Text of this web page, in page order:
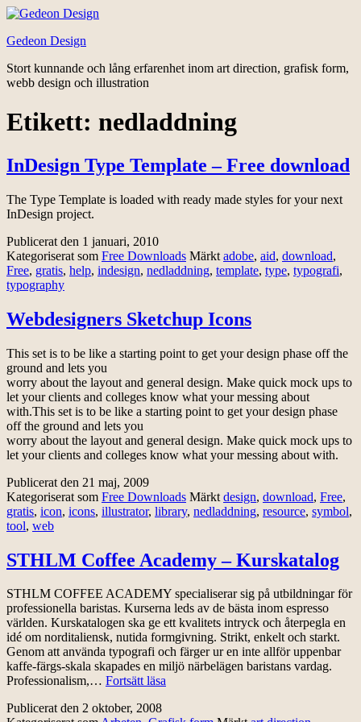
Hoppa
innehåll
Gedeon Design
Stort kunnande och lång erfarenhet inom art direction, grafisk form,
webb design och illustration
Etikett: nedladdning
InDesign Type Template – Free download
The Type Template is loaded with ready made styles for your next
InDesign project.
Publicerat den 1 januari, 2010
Kategoriserat som Free Downloads Märkt adobe, aid, download,
Free, gratis, help, indesign, nedladdning, template, type, typografi,
typography
Webdesigners Sketchup Icons
This set is to be like a starting point to get your design phase off the
ground and lets you
worry about the layout and general design. Make quick mock ups to
let your clients and colleges know what your messing about
with.This set is to be like a starting point to get your design phase
off the ground and lets you
worry about the layout and general design. Make quick mock ups to
let your clients and colleges know what your messing about with.
Publicerat den 21 maj, 2009
Kategoriserat som Free Downloads Märkt design, download, Free,
gratis, icon, icons, illustrator, library, nedladdning, resource, symbol,
tool, web
STHLM Coffee Academy – Kurskatalog
STHLM COFFEE ACADEMY specialiserar sig på utbildningar för
professionella baristas. Kurserna leds av de bästa inom espresso
världen. Kurskatalogen ska ge ett kvalitets intryck och återpegla en
idé om norditaliensk, nutida formgivning. Strikt, enkelt och starkt.
Genom att använda typografi och färger ur en inte allför uppenbar
kaffe-färgs-skala skapades en miljö närbelägen baristans vardag.
Professionalism,… Fortsätt läsa
Publicerat den 2 oktober, 2008